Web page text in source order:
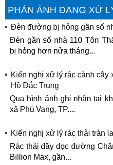
PHẢN ÁNH ĐANG XỬ
Đèn đường bị hỏng gần số
Đèn gần số nhà 110 Tôn
bị hỏng hơn nửa tháng...
Kiến nghị xử lý rác cành cây
Hồ Đắc Trung
Qua hình ảnh ghi nhận tại
xã Phú Vang, TP....
Kiến nghị xử lý rác thải tràn
Rác thải đầy dọc đường
Billion Max, gần...